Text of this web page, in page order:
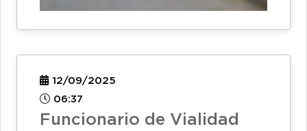
12/09/2025
06:37
Funcionario de Vialidad